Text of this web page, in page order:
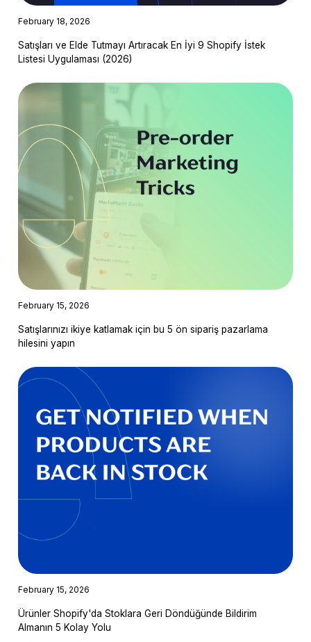
February 18, 2026
Satışları ve Elde Tutmayı Artıracak En İyi 9 Shopify İstek
Listesi Uygulaması (2026)
February 15, 2026
Satışlarınızı ikiye katlamak için bu 5 ön sipariş pazarlama
hilesini yapın
February 15, 2026
Ürünler Shopify'da Stoklara Geri Döndüğünde Bildirim
Almanın 5 Kolay Yolu